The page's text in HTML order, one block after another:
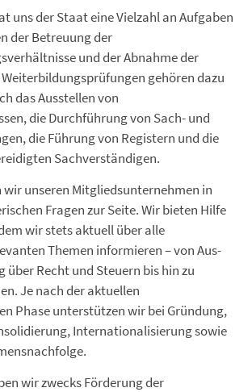
uns der Staat eine Vielzahl an Aufgaben
der Betreuung der
und der Abnahme der
gehören dazu
das Ausstellen von
die Durchführung von Sach- und
die Führung von Registern und die
Sachverständigen.
wir unseren Mitgliedsunternehmen in
Fragen zur Seite. Wir bieten Hilfe
wir stets aktuell über alle
Themen informieren – von Aus-
über Recht und Steuern bis hin zu
Je nach der aktuellen
Phase unterstützen wir bei Gründung,
Internationalisierung sowie
wir zwecks Förderung der